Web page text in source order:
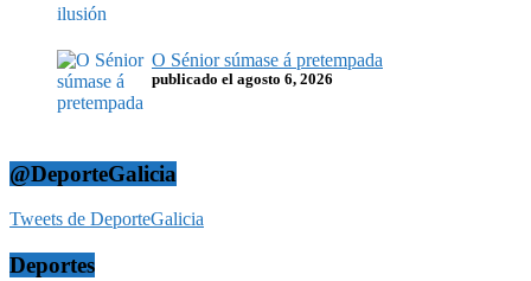
O Sénior súmase á pretempada
publicado el agosto 6, 2026
@DeporteGalicia
Tweets de DeporteGalicia
Deportes